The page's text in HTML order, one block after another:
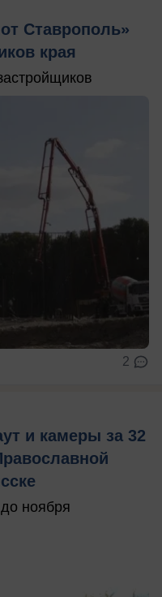
Ставрополь»
края
2
и камеры за 32
ноября